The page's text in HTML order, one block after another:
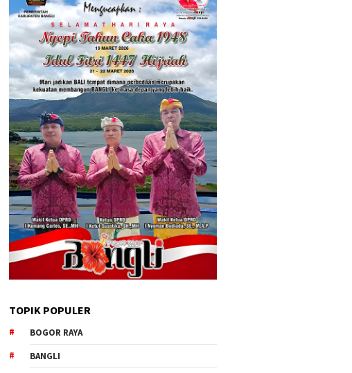
TOPIK POPULER
BOGOR RAYA
BANGLI